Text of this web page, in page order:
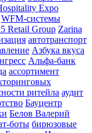
Expo
WFM-системы
Retail Group Zarina
автотранспорт
Азбука вкуса
Альфа-банк
ассортимент
ритейла аудит
Бауцентр
Белов Валерий
боты бирюзовые